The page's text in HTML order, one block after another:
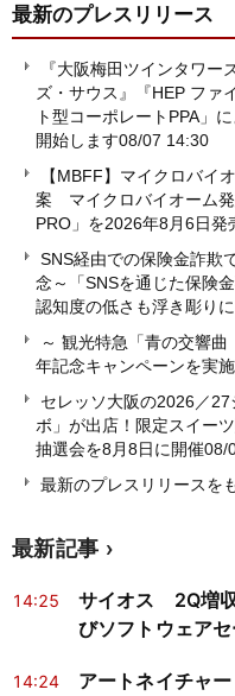
最新のプレスリリース
『大阪梅田ツインタワ
ズ・サウス』『HEP ファ
ト型コーポレートPPA」
開始します08/07 14:30
【MBFF】マイクロバイ
案 マイクロバイオーム
PRO」を2026年8月6日発
SNS経由での保険金詐欺
念～「SNSを通じた保険
認知度の低さも浮き彫りに
～ 観光特急「青の交響
年記念キャンペーンを実施
セレッソ大阪の2026／
ボ」が出店！限定スイー
抽選会を8月8日に開催08/
最新のプレスリリースを
最新記事
14:25
サイオス 2Q増
びソフトウェア
14:24
アートネイチャ